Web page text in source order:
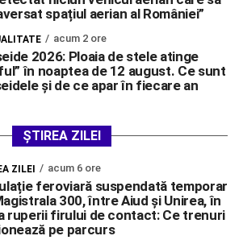
spațiul aerian al României”
acum 2 ore
2026: Ploaia de stele atinge
în noaptea de 12 august. Ce sunt
și de ce apar în fiecare an
ȘTIREA ZILEI
ZILEI acum 6 ore
feroviară suspendată temporar
300, între Aiud și Unirea, în
ruperii firului de contact: Ce trenuri
pe parcurs